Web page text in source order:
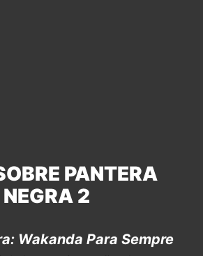
PANTERA
NEGRA 2
Wakanda Para Sempre